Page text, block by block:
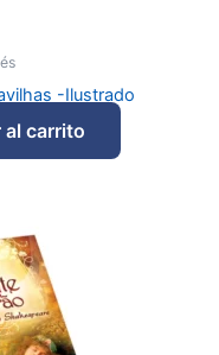
-Ilustrado
al carrito